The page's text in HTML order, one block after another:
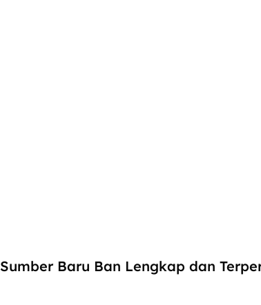
Sumber Baru Ban Lengkap dan